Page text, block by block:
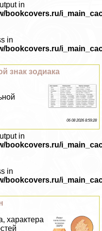
in
bookcovers.ru/
in
bookcovers.ru/
знак зодиака
06 08 2026 8:59:28
in
bookcovers.ru/
in
bookcovers.ru/
хаpaктера